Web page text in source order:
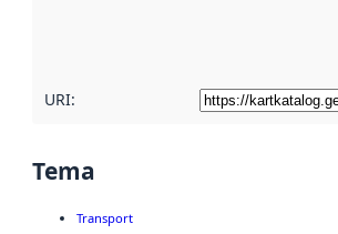
URI:
Tema
Transport